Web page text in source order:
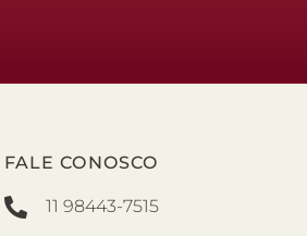
FALE CONOSCO
11 98443-7515